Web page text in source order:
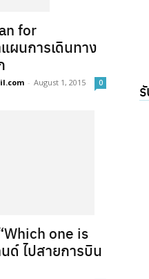
for
ผนการเดินทาง
- August 1, 2015 0
one is
ด์ ไปสายการบิน